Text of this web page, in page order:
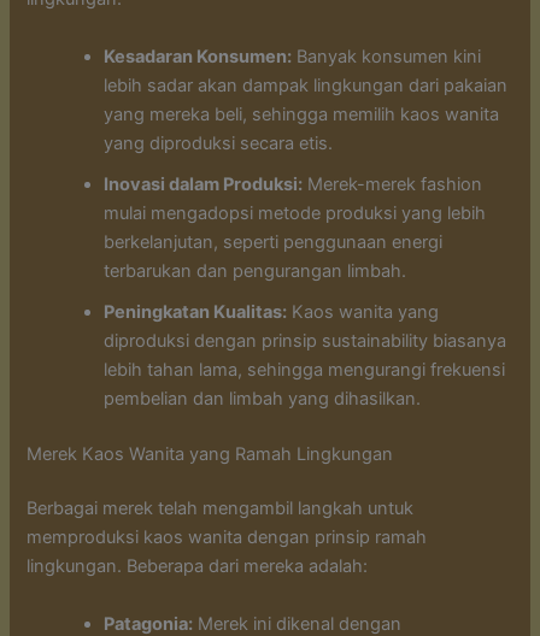
Kesadaran Konsumen: Banyak konsumen kini
lebih sadar akan dampak lingkungan dari pakaian
yang mereka beli, sehingga memilih kaos wanita
yang diproduksi secara etis.
Inovasi dalam Produksi: Merek-merek fashion
mulai mengadopsi metode produksi yang lebih
berkelanjutan, seperti penggunaan energi
terbarukan dan pengurangan limbah.
Peningkatan Kualitas: Kaos wanita yang
diproduksi dengan prinsip sustainability biasanya
lebih tahan lama, sehingga mengurangi frekuensi
pembelian dan limbah yang dihasilkan.
Merek Kaos Wanita yang Ramah Lingkungan
Berbagai merek telah mengambil langkah untuk
memproduksi kaos wanita dengan prinsip ramah
lingkungan. Beberapa dari mereka adalah:
Patagonia: Merek ini dikenal dengan